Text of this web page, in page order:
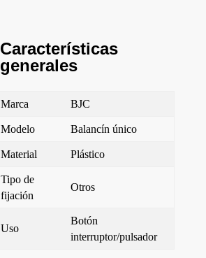
Características
generales
Marca BJC
Modelo Balancín único
Material Plástico
Tipo de
fijación
Otros
Uso
Botón
interruptor/pulsador